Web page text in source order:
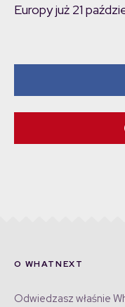
Europy już 21
O WHATNEXT
Odwiedzasz właśnie